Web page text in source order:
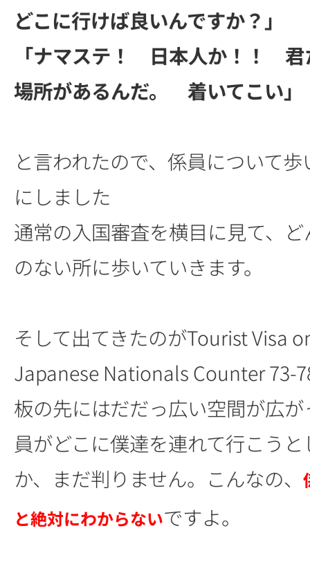
どこに行けば良いんですか？」
「ナマステ！ 日本人か！！ 君
場所があるんだ。 着いてこい」
と言われたので、係員について
にしました
通常の入国審査を横目に見て、
のない所に歩いていきます。
そして出てきたのがTourist Visa
Japanese Nationals Counter 73-
板の先にはだだっ広い空間が広
員がどこに僕達を連れて行こう
か、まだ判りません。こんなの、
と絶対にわからないですよ。